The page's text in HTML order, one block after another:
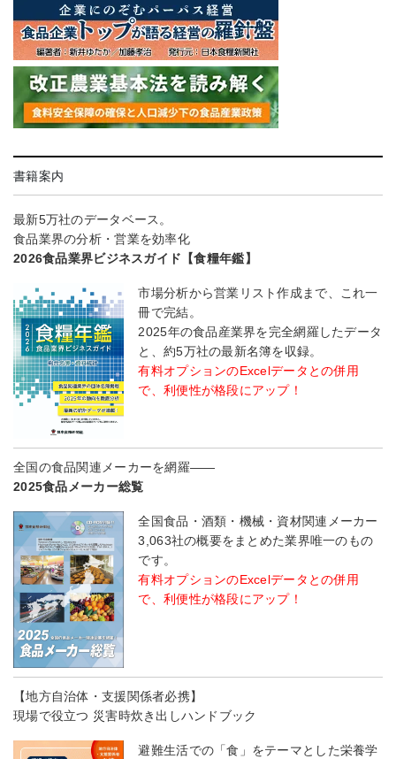
書籍案内
最新5万社のデータベース。
食品業界の分析・営業を効率化
2026食品業界ビジネスガイド【食糧年鑑】
市場分析から営業リスト作成まで、これ一
冊で完結。
2025年の食品産業界を完全網羅したデータ
と、約5万社の最新名簿を収録。
有料オプションのExcelデータとの併用
で、利便性が格段にアップ！
全国の食品関連メーカーを網羅――
2025食品メーカー総覧
全国食品・酒類・機械・資材関連メーカー
3,063社の概要をまとめた業界唯一のもの
です。
有料オプションのExcelデータとの併用
で、利便性が格段にアップ！
【地方自治体・支援関係者必携】
現場で役立つ 災害時炊き出しハンドブック
避難生活での「食」をテーマとした栄養学